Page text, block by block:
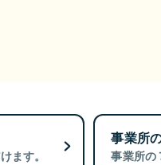
ます。
事業所
事業所の